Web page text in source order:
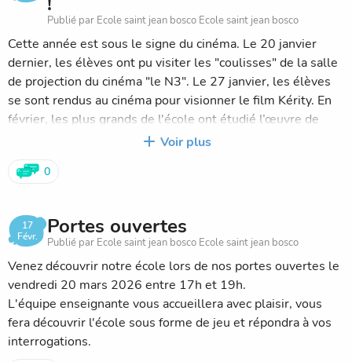
extraits de films dans différentes langues, des quizz et se
sont entraînés à écrire leurs prénoms avec les lettres
d'alphabets différents du nôtre.
Publié par Ecole saint jean bosco Ecole saint jean bosco
Cette année est sous le signe du cinéma. Le 20 janvier
dernier, les élèves ont pu visiter les "coulisses" de la salle
de projection du cinéma "le N3". Le 27 janvier, les élèves
se sont rendus au cinéma pour visionner le film Kérity. En
février, les plus grands de l'école ont étudié l’œuvre de
Chris Van Allsburgh et ont regardé le film Jumangi en
classe. Le 9 avril, les élèves du CP au CM2 ont pu
découvrir le film Hop en classe.
remplis. Grâce à l'association ACA qui est venue dans
l'école, chaque classe a pu tourner un court métrage avec
son propre scénario et chaque enfant a été enregistré
individuellement sous forme de portrait chinois.
En mai, les élèves retourneront au cinéma pour visionner
un autre film.
Voir plus
0
17
Févr.
Portes ouvertes
Publié par Ecole saint jean bosco Ecole saint jean bosco
Venez découvrir notre école lors de nos portes ouvertes le
vendredi 20 mars 2026 entre 17h et 19h.
L'équipe enseignante vous accueillera avec plaisir, vous
fera découvrir l'école sous forme de jeu et répondra à vos
interrogations.